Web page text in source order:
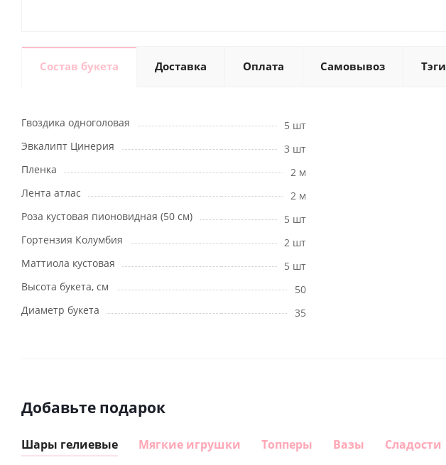
Состав букета Доставка Оплата Самовывоз Тэги
Гвоздика одноголовая
5 шт
Эвкалипт Цинерия
3 шт
Пленка
2 м
Лента атлас
2 м
Роза кустовая пионовидная (50 см)
5 шт
Гортензия Колумбия
2 шт
Маттиола кустовая
5 шт
Высота букета, см
50
Диаметр букета
35
Добавьте подарок
Шары гелиевые Мягкие игрушки Топперы Вазы Сладости